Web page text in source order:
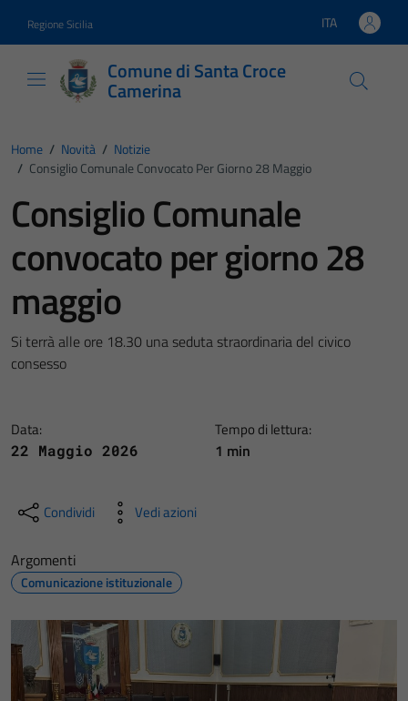
Regione Sicilia Lingua attiva:
ITA
Comune di Santa Croce
Camerina
Home / Novità / Notizie
/ Consiglio Comunale Convocato Per Giorno 28 Maggio
Consiglio Comunale
convocato per giorno 28
maggio
Si terrà alle ore 18.30 una seduta straordinaria del civico
consesso
Data:
22 Maggio 2026
Tempo di lettura:
1 min
Condividi Vedi azioni
Argomenti
Comunicazione istituzionale